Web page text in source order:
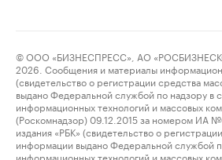
© ООО «БИЗНЕСПРЕСС», АО
2026. Сообщения и материалы
(свидетельство о регистрации средства
выдано Федеральной службой по надзору в
информационных технологий и массовых
(Роскомнадзор) 09.12.2015 за номером ИА
издания «РБК» (свидетельство о
информации выдано Федеральной службой
информационных технологий и массовых